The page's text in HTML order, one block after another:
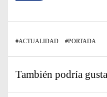
#ACTUALIDAD #PORTADA
También podría